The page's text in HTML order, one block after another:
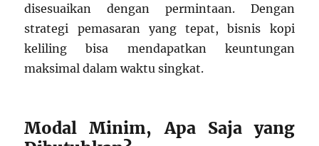
disesuaikan dengan permintaan. Dengan
strategi pemasaran yang tepat, bisnis kopi
keliling bisa mendapatkan keuntungan
maksimal dalam waktu singkat.
Modal Minim, Apa Saja yang